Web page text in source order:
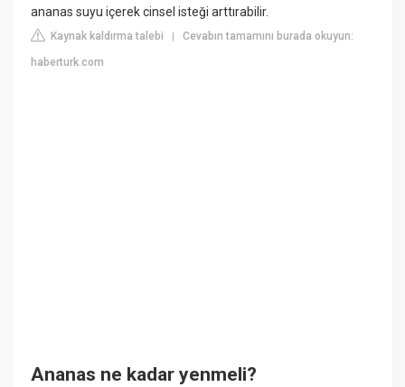
ananas suyu içerek cinsel isteği arttırabilir.
Kaynak kaldırma talebi |Cevabın tamamını burada okuyun:
haberturk.com
Ananas ne kadar yenmeli?